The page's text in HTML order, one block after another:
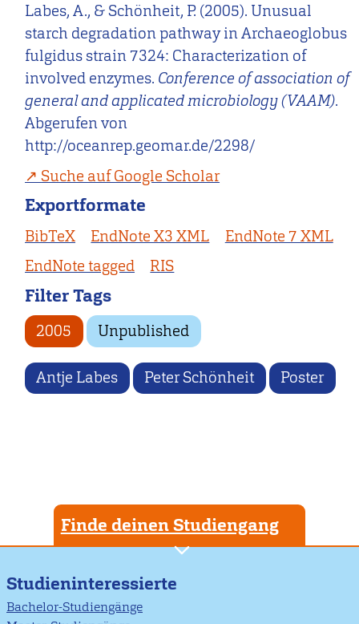
Labes, A., & Schönheit, P. (2005). Unusual
starch degradation pathway in Archaeoglobus
fulgidus strain 7324: Characterization of
involved enzymes. Conference of association of
general and applicated microbiology (VAAM).
Abgerufen von
http://oceanrep.geomar.de/2298/
Suche auf Google Scholar
Exportformate
BibTeX EndNote X3 XML
EndNote 7 XML
EndNote tagged
RIS
Filter Tags
2005 Unpublished
Antje Labes Peter Schönheit Poster
Finde deinen Studiengang
Studieninteressierte
Bachelor-Studiengänge